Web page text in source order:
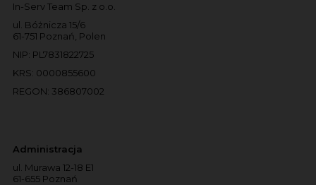
In-Serv Team Sp. z o.o.
ul. Bóżnicza 15/6
61-751 Poznań, Polen
NIP: PL7831822725
KRS: 0000855600
REGON: 386807002
Administracja
ul. Murawa 12-18 E1
61-655 Poznań